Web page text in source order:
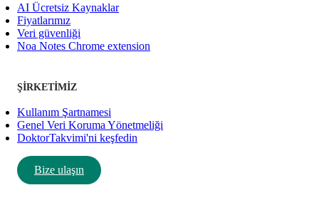
AI Ücretsiz Kaynaklar
Fiyatlarımız
Veri güvenliği
Noa Notes Chrome extension
ŞIRKETIMIZ
Kullanım Şartnamesi
Genel Veri Koruma Yönetmeliği
DoktorTakvimi'ni keşfedin
Bize ulaşın